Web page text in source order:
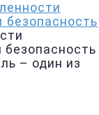
безопасность
безопасность
– один из